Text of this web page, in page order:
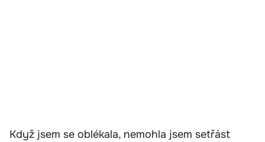
Když jsem se oblékala, nemohla jsem setřást